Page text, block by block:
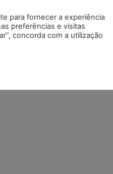
para fornecer a experiência
preferências e visitas
concorda com a utilização